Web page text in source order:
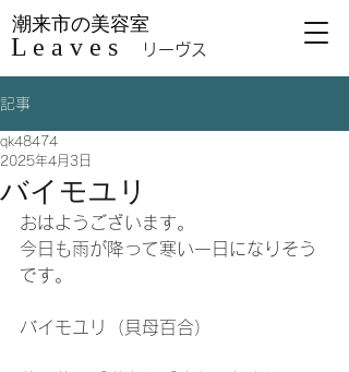
潮来市の美容室
L e a v e s リーヴス
記事
バイモユリ
qk48474
2025年4月3日
おはようございます。
今日も雨が降って寒い一日になりそう
です。
バイモユリ（貝母百合）